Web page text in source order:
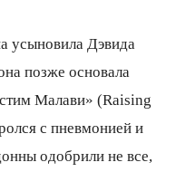
усыновила Дэвида
позже основала
Малави» (Raising
с пневмонией и
одобрили не все,